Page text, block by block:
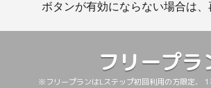
合には、当社は一定の予告期間を設けて、お客
該変更に同意しないことを通知した場合、本規
点での利用期間の満了をもって終了し、次項の
当社サービスの提供、保守、改善・開発、サー
人情報については、法令に基づく場合又はお
独自の営業・広告・マーケティング目的には利
統計資料の作成のため
ボタンが有効にならない場合は
フリープ
※フリープランはLステップ初回利用の方限定、